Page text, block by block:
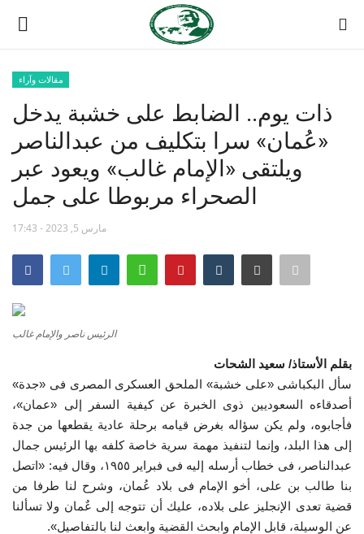
الصفحة الرئيسية
مدرسة الطليعة الوطنية
منتدى ناصر الدولي
حركة ناصر الشبابية
مصر
إرث جمال عبدالناصر
أخبار
منحة ناصر للقيادة الدولية
شروط وأحكام منحة ناصر للقيادة الدولية
مقالات وآراء
ذات يوم.. الضابط على خشبة يدخل
«عُمان» سرا بتكليف من عبدالناصر
ويلتقى «الإمام غالب» ويعود عبر
الصحراء مربوطا على جمل
مارس 5, 2023 - 17:43
الرئيس ناصر والإمام غالب
بقلم الأستاذ/ سعيد الشحات
سأل البكباشى «على خشبة» الملحق العسكرى المصرى فى «جدة»
أصدقاءه السعوديين ذوى الخبرة عن كيفية السفر إلى «عمان»،
فأجابوه، ولم يكن سؤاله بغرض قيامه برحلة عادية يقطعها من جدة
إلى هذا البلد، وإنما لتنفيذ مهمة سرية خاصة كلفه بها الرئيس جمال
عبدالناصر، فى خطاب أرسله إليه فى فبراير ١٩٥٥، وقال فيه: «اتصل
بنا طالب بن على، أخو الإمام فى بلاد عُمان، وشرح لنا طرفا من
قضية تعدى الإنجليز على بلاده، عليك أن تتوجه إلى عٌمان ولا تسألنا
عن الوسيلة، قابل الإمام وابحث القضية وابعث لنا بالتفاصيل».